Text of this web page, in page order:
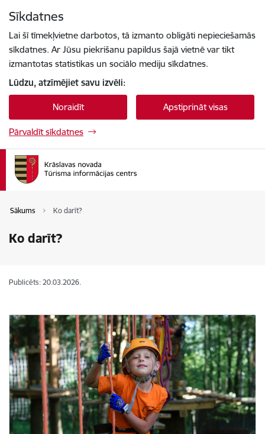
Sīkdatnes
Lai šī tīmekļvietne darbotos, tā izmanto obligāti nepieciešamās
sīkdatnes. Ar Jūsu piekrišanu papildus šajā vietnē var tikt
izmantotas statistikas un sociālo mediju sīkdatnes.
Lūdzu, atzīmējiet savu izvēli:
Noraidīt Apstiprināt visas
Pārvaldīt sīkdatnes
Sākums Ko darīt?
Ko darīt?
Publicēts: 20.03.2026.